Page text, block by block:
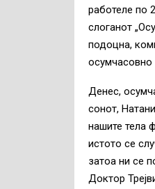
работеле по
слоганот
подоцна,
осумчасовно
Денес,
сонот,
нашите тела
истото се
затоа ни се
Доктор